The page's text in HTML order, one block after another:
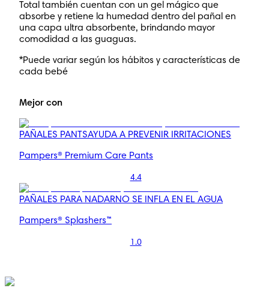
Total también cuentan con un gel mágico que
absorbe y retiene la humedad dentro del pañal en
una capa ultra absorbente, brindando mayor
comodidad a las guaguas.
*Puede variar según los hábitos y características de
cada bebé
Mejor con
PAÑALES PANTSAYUDA A PREVENIR IRRITACIONES
Pampers® Premium Care Pants
4.4
PAÑALES PARA NADARNO SE INFLA EN EL AGUA
Pampers® Splashers™
1.0